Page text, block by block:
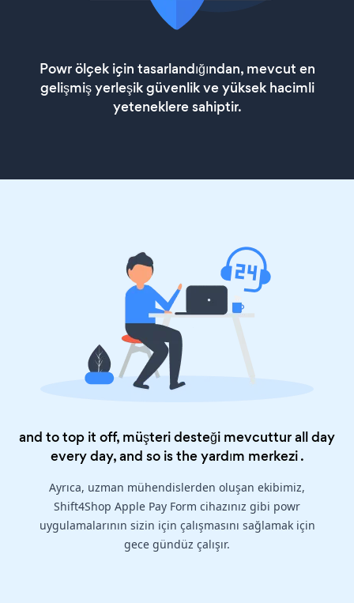
Powr ölçek için tasarlandığından, mevcut en
gelişmiş yerleşik güvenlik ve yüksek hacimli
yeteneklere sahiptir.
and to top it off, müşteri desteği mevcuttur all day
every day, and so is theyardım merkezi.
Ayrıca, uzman mühendislerden oluşan ekibimiz,
Shift4Shop Apple Pay Form cihazınız gibi powr
uygulamalarının sizin için çalışmasını sağlamak için
gece gündüz çalışır.